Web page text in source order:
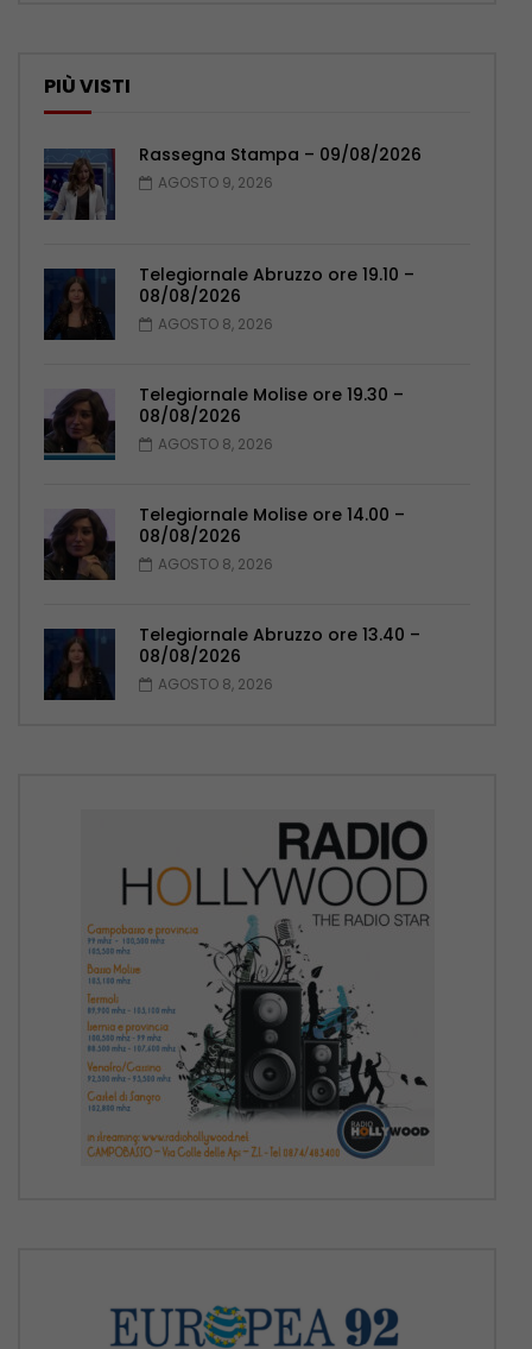
PIÙ VISTI
Rassegna Stampa – 09/08/2026
AGOSTO 9, 2026
Telegiornale Abruzzo ore 19.10 –
08/08/2026
AGOSTO 8, 2026
Telegiornale Molise ore 19.30 –
08/08/2026
AGOSTO 8, 2026
Telegiornale Molise ore 14.00 –
08/08/2026
AGOSTO 8, 2026
Telegiornale Abruzzo ore 13.40 –
08/08/2026
AGOSTO 8, 2026